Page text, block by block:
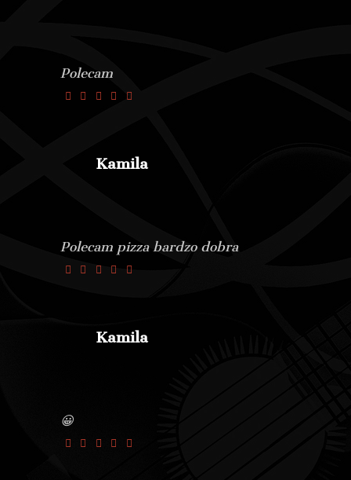
Polecam
Kamila
Polecam pizza bardzo dobra
Kamila
😀